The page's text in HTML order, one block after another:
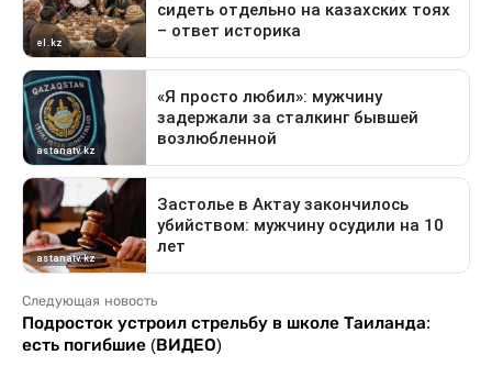
Следующая новость
Подросток устроил стрельбу в школе Таиланда:
есть погибшие (ВИДЕО)